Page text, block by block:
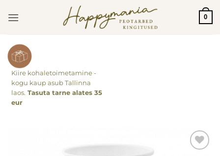
0
Kiire kohaletoimetamine -
kogu kaup asub Tallinna
laos. Tasuta tarne alates 35
eur